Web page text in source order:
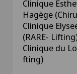
Clinique
Hagège
Clinique
(RARE-
Clinique du
fting)